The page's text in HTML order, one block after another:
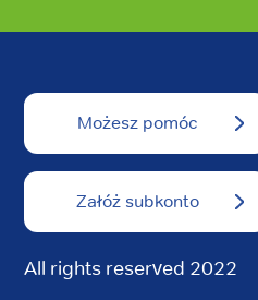
Możesz pomóc
Załóż subkonto
All rights reserved 2022